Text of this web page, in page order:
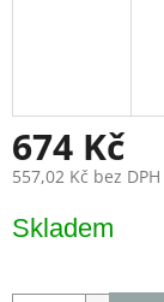
674 Kč
557,02 Kč bez DPH
cena:
Skladem